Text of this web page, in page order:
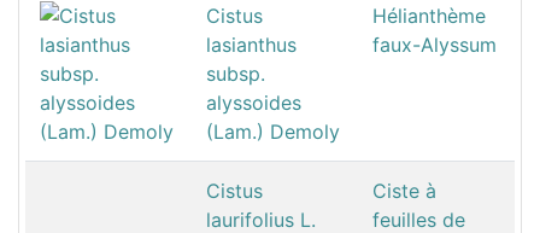
Cistus
lasianthus
subsp.
alyssoides
(Lam.) Demoly
Hélianthème
faux-Alyssum
Cistus
laurifolius L.
Ciste à
feuilles de